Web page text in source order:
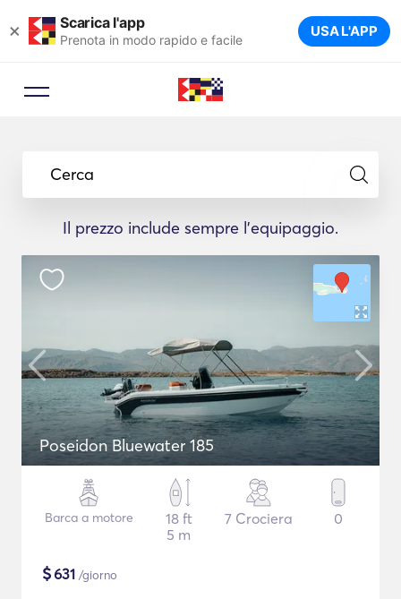
× Scarica l'app
Prenota in modo rapido e facile USA L'APP
Cerca
Il prezzo include sempre l'equipaggio.
Poseidon Bluewater 185
Barca a motore
18 ft
5 m
7 Crociera 0
$631 /giorno